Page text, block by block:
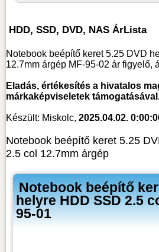
HDD, SSD, DVD, NAS ÁrLista
Notebook beépítő keret 5.25 DVD
12.7mm árgép MF-95-02 ár figyelő,
Eladás, értékesítés a hivatalos
márkaképviseletek
Készült: Miskolc, 2025.04.02.
Notebook beépítő keret 5.25
2.5 col 12.7mm árgép
Notebook beépítő
helyre HDD SSD 2.5
95-01